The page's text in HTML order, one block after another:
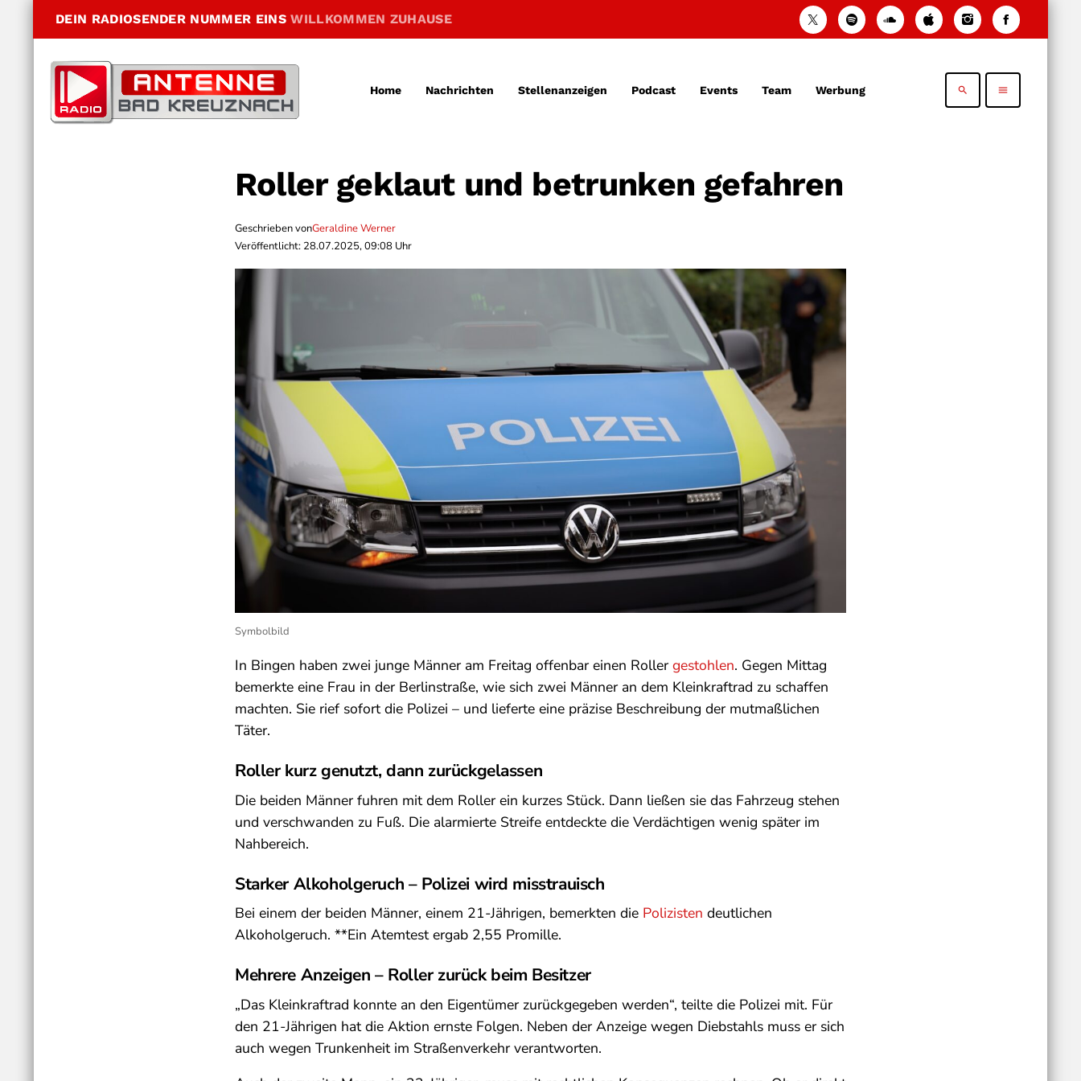
DEIN RADIOSENDER NUMMER EINSWILLKOMMEN ZUHAUSE
Home Nachrichten Stellenanzeigen Podcast Events Team Werbung search menu
Roller geklaut und betrunken gefahren
Geschrieben vonGeraldine Werner
Veröffentlicht: 28.07.2025, 09:08 Uhr
Symbolbild
In Bingen haben zwei junge Männer am Freitag offenbar einen Roller gestohlen. Gegen Mittag
bemerkte eine Frau in der Berlinstraße, wie sich zwei Männer an dem Kleinkraftrad zu schaffen
machten. Sie rief sofort die Polizei – und lieferte eine präzise Beschreibung der mutmaßlichen
Täter.
Roller kurz genutzt, dann zurückgelassen
Die beiden Männer fuhren mit dem Roller ein kurzes Stück. Dann ließen sie das Fahrzeug stehen
und verschwanden zu Fuß. Die alarmierte Streife entdeckte die Verdächtigen wenig später im
Nahbereich.
Starker Alkoholgeruch – Polizei wird misstrauisch
Bei einem der beiden Männer, einem 21-Jährigen, bemerkten die Polizisten deutlichen
Alkoholgeruch. **Ein Atemtest ergab 2,55 Promille.
Mehrere Anzeigen – Roller zurück beim Besitzer
„Das Kleinkraftrad konnte an den Eigentümer zurückgegeben werden“, teilte die Polizei mit. Für
den 21-Jährigen hat die Aktion ernste Folgen. Neben der Anzeige wegen Diebstahls muss er sich
auch wegen Trunkenheit im Straßenverkehr verantworten.